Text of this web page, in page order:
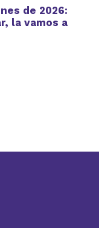
de 2026:
la vamos a